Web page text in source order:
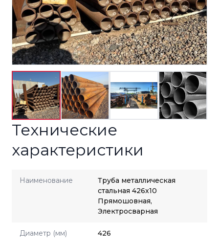
Технические
характеристики
Наименование
Труба металлическая
стальная 426x10
Прямошовная,
Электросварная
Диаметр (мм) 426